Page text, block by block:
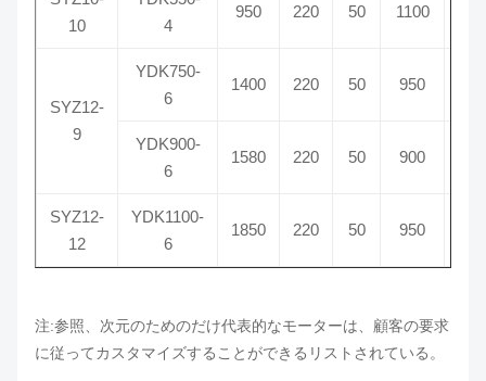
10
4
950 220 50 1100
SYZ12-
9
YDK750-
6
1400 220 50 950
YDK900-
6
1580 220 50 900
SYZ12-
12
YDK1100-
6
1850 220 50 950
注:参照、次元のためのだけ代表的なモーターは、顧客の要求
に従ってカスタマイズすることができるリストされている。